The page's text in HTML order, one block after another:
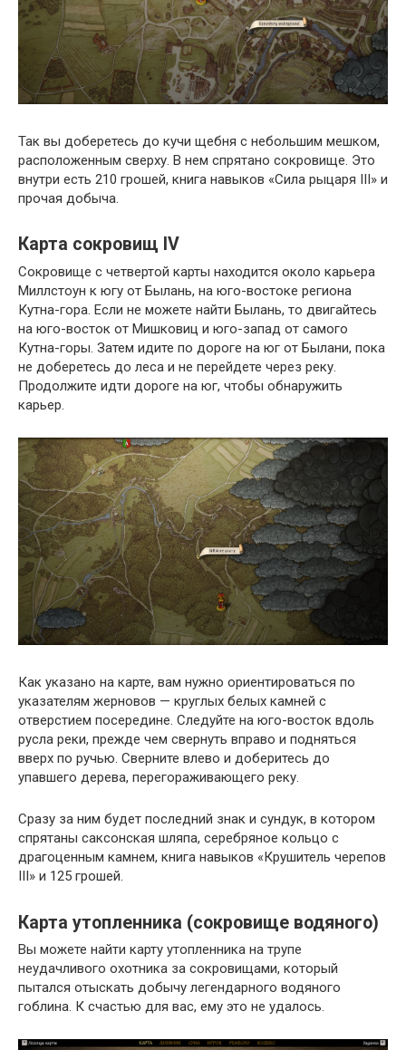
Так вы доберетесь до кучи щебня с небольшим мешком,
расположенным сверху. В нем спрятано сокровище. Это
внутри есть 210 грошей, книга навыков «Сила рыцаря III» и
прочая добыча.
Карта сокровищ IV
Сокровище с четвертой карты находится около карьера
Миллстоун к югу от Былань, на юго-востоке региона
Кутна-гора. Если не можете найти Былань, то двигайтесь
на юго-восток от Мишковиц и юго-запад от самого
Кутна-горы. Затем идите по дороге на юг от Былани, пока
не доберетесь до леса и не перейдете через реку.
Продолжите идти дороге на юг, чтобы обнаружить
карьер.
Как указано на карте, вам нужно ориентироваться по
указателям жерновов — круглых белых камней с
отверстием посередине. Следуйте на юго-восток вдоль
русла реки, прежде чем свернуть вправо и подняться
вверх по ручью. Сверните влево и доберитесь до
упавшего дерева, перегораживающего реку.
Сразу за ним будет последний знак и сундук, в котором
спрятаны саксонская шляпа, серебряное кольцо с
драгоценным камнем, книга навыков «Крушитель черепов
III» и 125 грошей.
Карта утопленника (сокровище водяного)
Вы можете найти карту утопленника на трупе
неудачливого охотника за сокровищами, который
пытался отыскать добычу легендарного водяного
гоблина. К счастью для вас, ему это не удалось.